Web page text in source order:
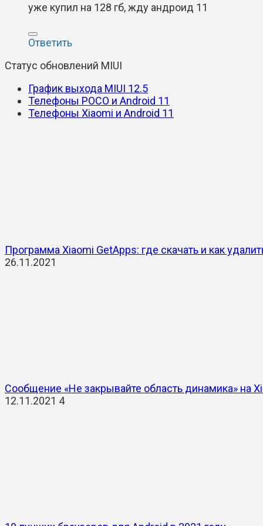
уже купил на 128 гб, жду андроид 11
Ответить
Статус обновлений MIUI
График выхода MIUI 12.5
Телефоны POCO и Android 11
Телефоны Xiaomi и Android 11
Программа Xiaomi GetApps: где скачать и как
26.11.2021
Сообщение «Не закрывайте область динамика» на
12.11.2021 4